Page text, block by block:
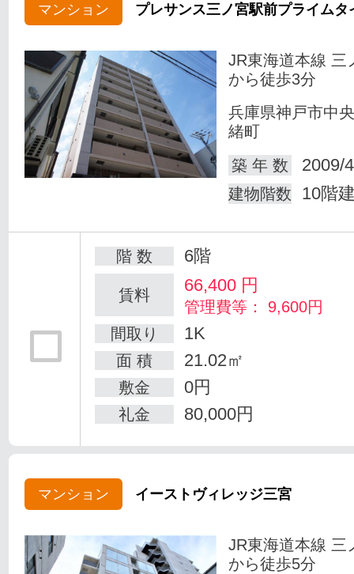
マンション プレサンス三ノ宮駅前プライムタ
JR東海道本線 三
から徒歩3分
兵庫県神戸市中
緒町
築 年 数
2009/
建物階数 10階
階 数 6階
賃料 66,400 円
管理費等： 9,600円
間取り
1K
面 積 21.02㎡
敷金 0円
礼金 80,000円
マンション イーストヴィレッジ三宮
JR東海道本線 三
から徒歩5分